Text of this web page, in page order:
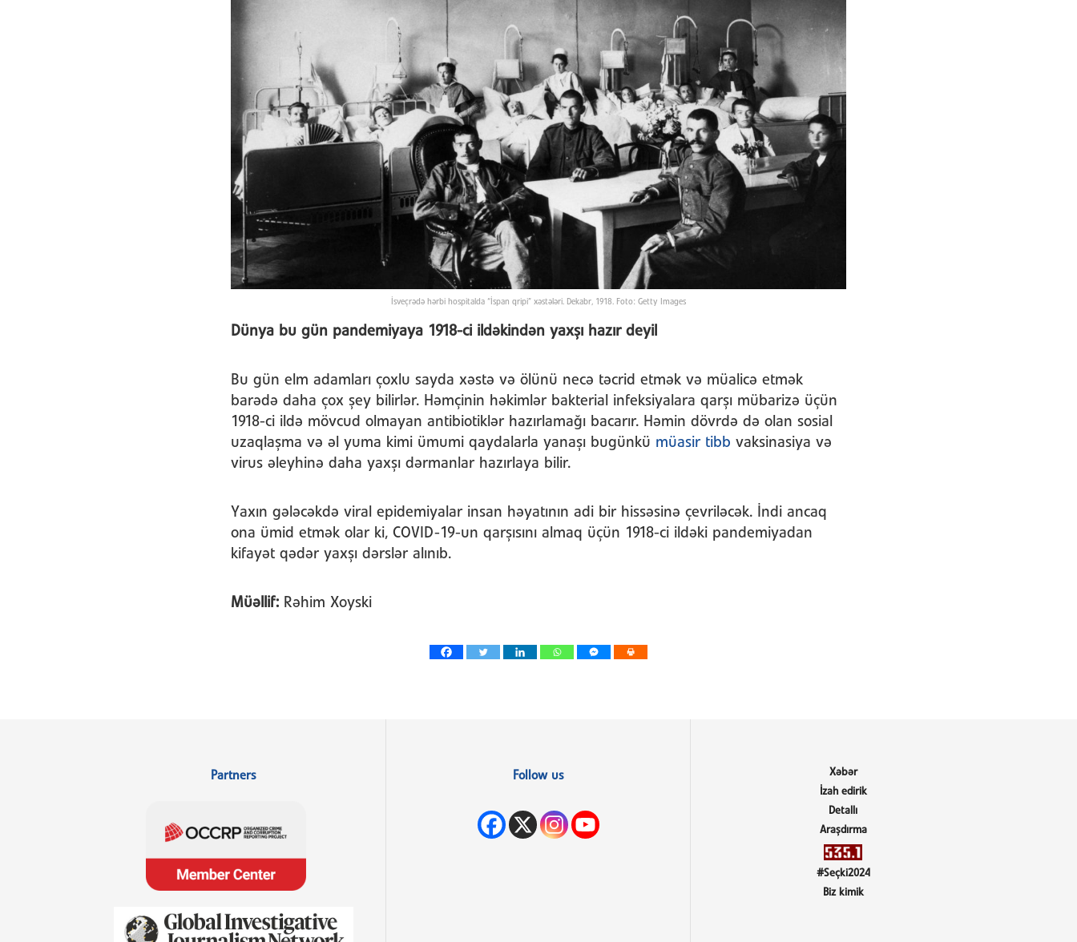
İsveçrədə hərbi hospitalda “İspan qripi” xəstələri. Dekabr, 1918. Foto: Getty Images
Dünya bu gün pandemiyaya 1918-ci ildəkindən yaxşı hazır deyil
Bu gün elm adamları çoxlu sayda xəstə və ölünü necə təcrid etmək və müalicə etmək
barədə daha çox şey bilirlər. Həmçinin həkimlər bakterial infeksiyalara qarşı mübarizə üçün
1918-ci ildə mövcud olmayan antibiotiklər hazırlamağı bacarır. Həmin dövrdə də olan sosial
uzaqlaşma və əl yuma kimi ümumi qaydalarla yanaşı bugünkü müasir tibb vaksinasiya və
virus əleyhinə daha yaxşı dərmanlar hazırlaya bilir.
Yaxın gələcəkdə viral epidemiyalar insan həyatının adi bir hissəsinə çevriləcək. İndi ancaq
ona ümid etmək olar ki, COVID-19-un qarşısını almaq üçün 1918-ci ildəki pandemiyadan
kifayət qədər yaxşı dərslər alınıb.
Müəllif: Rəhim Xoyski
Partners Follow us
Xəbər
İzah edirik
Detallı
Araşdırma
#Seçki2024
Biz kimik